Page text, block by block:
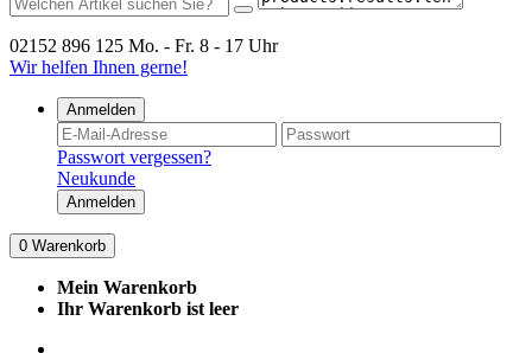
02152 896 125 Mo. - Fr. 8 - 17 Uhr
Wir helfen Ihnen gerne!
Anmelden
Passwort vergessen?
Neukunde
Anmelden
0 Warenkorb
Mein Warenkorb
Ihr Warenkorb ist leer